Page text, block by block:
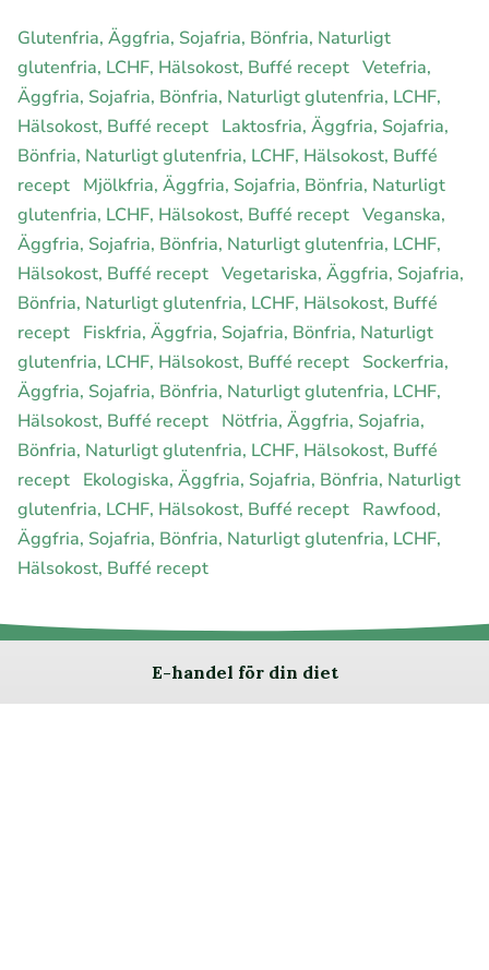
Glutenfria, Äggfria, Sojafria, Bönfria, Naturligt
glutenfria, LCHF, Hälsokost, Buffé recept Vetefria,
Äggfria, Sojafria, Bönfria, Naturligt glutenfria, LCHF,
Hälsokost, Buffé recept Laktosfria, Äggfria, Sojafria,
Bönfria, Naturligt glutenfria, LCHF, Hälsokost, Buffé
recept Mjölkfria, Äggfria, Sojafria, Bönfria, Naturligt
glutenfria, LCHF, Hälsokost, Buffé recept Veganska,
Äggfria, Sojafria, Bönfria, Naturligt glutenfria, LCHF,
Hälsokost, Buffé recept Vegetariska, Äggfria, Sojafria,
Bönfria, Naturligt glutenfria, LCHF, Hälsokost, Buffé
recept Fiskfria, Äggfria, Sojafria, Bönfria, Naturligt
glutenfria, LCHF, Hälsokost, Buffé recept Sockerfria,
Äggfria, Sojafria, Bönfria, Naturligt glutenfria, LCHF,
Hälsokost, Buffé recept Nötfria, Äggfria, Sojafria,
Bönfria, Naturligt glutenfria, LCHF, Hälsokost, Buffé
recept Ekologiska, Äggfria, Sojafria, Bönfria, Naturligt
glutenfria, LCHF, Hälsokost, Buffé recept Rawfood,
Äggfria, Sojafria, Bönfria, Naturligt glutenfria, LCHF,
Hälsokost, Buffé recept
E-handel för din diet